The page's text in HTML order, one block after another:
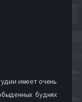
имеет очень
буднях